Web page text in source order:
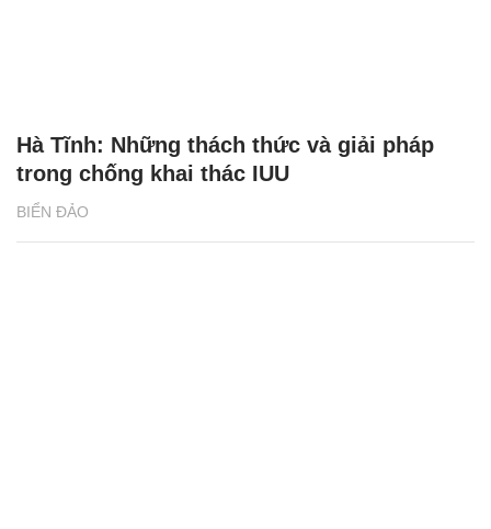
BIỂN ĐẢO
Hà Tĩnh: Những thách thức và giải pháp
trong chống khai thác IUU